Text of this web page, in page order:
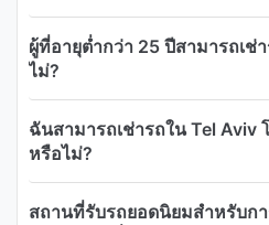
ผู้ที่อายุต่ำกว่า 25 ปีสามารถเช่
ไม่?
ฉันสามารถเช่ารถใน Tel Aviv
หรือไม่?
สถานที่รับรถยอดนิยมสำหรับกา